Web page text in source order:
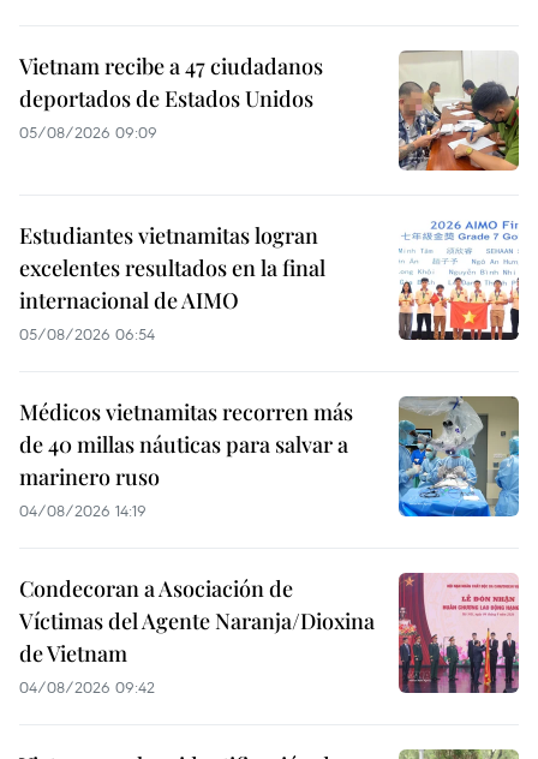
Vietnam recibe a 47 ciudadanos
deportados de Estados Unidos
05/08/2026 09:09
Estudiantes vietnamitas logran
excelentes resultados en la final
internacional de AIMO
05/08/2026 06:54
Médicos vietnamitas recorren más
de 40 millas náuticas para salvar a
marinero ruso
04/08/2026 14:19
Condecoran a Asociación de
Víctimas del Agente Naranja/Dioxina
de Vietnam
04/08/2026 09:42